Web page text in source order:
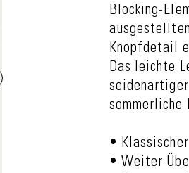
Blocking-
Knopfdetail
Das leichte
•
• Weiter